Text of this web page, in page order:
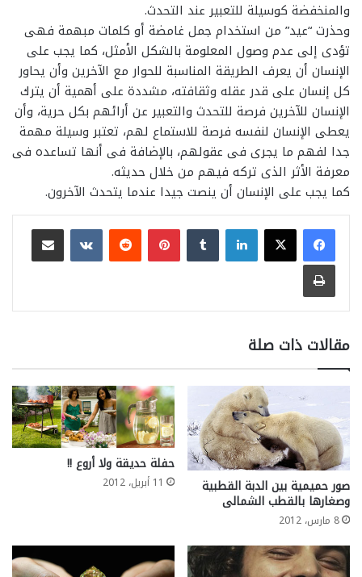
والمنخفضة كوسيلة للتعبير عند التحدث.
وحذرت “عيد” من استخدام جمل غامضة أو كلمات مبهمة فهى
تؤدى إلى عدم وصول المعلومة بالشكل الأمثل، كما يجب على
الإنسان أن يعرف الطريقة المناسبة للحوار مع الآخرين وأن يحاور
كل إنسان على قدر عقله وثقافته، مشددة على أهمية أن يترك
الإنسان للآخرين فرصة للتحدث والتعبير عن أرائهم بكل حرية، وأن
يعطى الإنسان لنفسه فرصة للاستماع لهم، تعتبر وسيلة مهمة
جدا لفهم ما يجرى فى عقولهم، بالإضافة فى أنها تساعده فى
معرفة الأثر الذى تركه فيهم من خلال حديثه.
كما يجب على الإنسان أن ينصت جيدا عندما يتحدث الآخرون.
لينكدإن بينتيريست
مشاركة عبر البريد
طباعة
مقالات ذات صلة
صور حميمية بين الدبة القطبية
وصغارها بالقطب الشمالى
8 مارس، 2012
حفلة حديقة ولا أروع !!
11 أبريل، 2012